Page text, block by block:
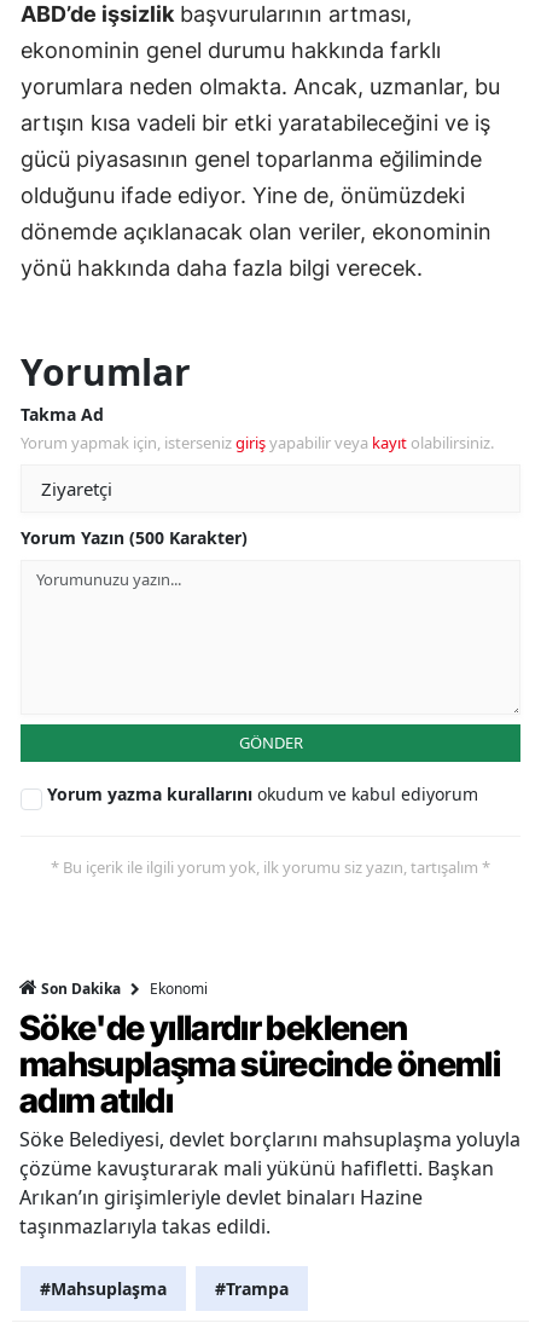
ABD’de işsizlikbaşvurularının artması,
ekonominin genel durumu hakkında farklı
yorumlara neden olmakta. Ancak, uzmanlar, bu
artışın kısa vadeli bir etki yaratabileceğini ve iş
gücü piyasasının genel toparlanma eğiliminde
olduğunu ifade ediyor. Yine de, önümüzdeki
dönemde açıklanacak olan veriler, ekonominin
yönü hakkında daha fazla bilgi verecek.
Yorumlar
Takma Ad
Yorum yapmak için, istersenizgirişyapabilir veya kayıt olabilirsiniz.
Yorum Yazın (500 Karakter)
GÖNDER
Yorum yazma kurallarını okudum ve kabul ediyorum
* Bu içerik ile ilgili yorum yok, ilk yorumu siz yazın, tartışalım *
Son Dakika Ekonomi
Söke'de yıllardır beklenen
mahsuplaşma sürecinde önemli
adım atıldı
Söke Belediyesi, devlet borçlarını mahsuplaşma yoluyla
çözüme kavuşturarak mali yükünü hafifletti. Başkan
Arıkan’ın girişimleriyle devlet binaları Hazine
taşınmazlarıyla takas edildi.
#Mahsuplaşma #Trampa